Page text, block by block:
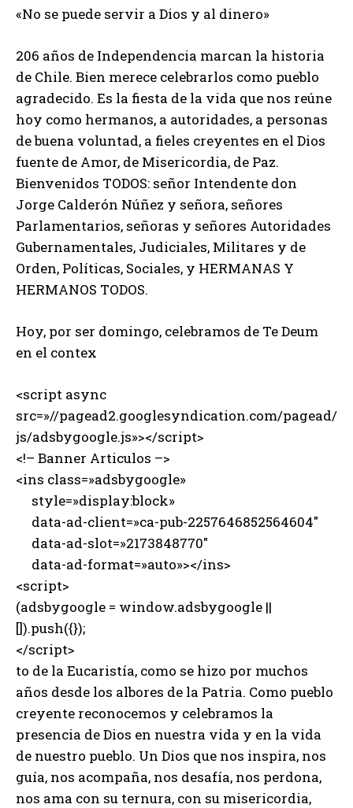
«No se puede servir a Dios y al dinero»
206 años de Independencia marcan la historia
de Chile. Bien merece celebrarlos como pueblo
agradecido. Es la fiesta de la vida que nos reúne
hoy como hermanos, a autoridades, a personas
de buena voluntad, a fieles creyentes en el Dios
fuente de Amor, de Misericordia, de Paz.
Bienvenidos TODOS: señor Intendente don
Jorge Calderón Núñez y señora, señores
Parlamentarios, señoras y señores Autoridades
Gubernamentales, Judiciales, Militares y de
Orden, Políticas, Sociales, y HERMANAS Y
HERMANOS TODOS.
Hoy, por ser domingo, celebramos de Te Deum
en el contex
<script async
src=»//pagead2.googlesyndication.com/pagead/
js/adsbygoogle.js»></script>
<!– Banner Articulos –>
<ins class=»adsbygoogle»
style=»display:block»
data-ad-client=»ca-pub-2257646852564604″
data-ad-slot=»2173848770″
data-ad-format=»auto»></ins>
<script>
(adsbygoogle = window.adsbygoogle ||
[]).push({});
</script>
to de la Eucaristía, como se hizo por muchos
años desde los albores de la Patria. Como pueblo
creyente reconocemos y celebramos la
presencia de Dios en nuestra vida y en la vida
de nuestro pueblo. Un Dios que nos inspira, nos
guía, nos acompaña, nos desafía, nos perdona,
nos ama con su ternura, con su misericordia,